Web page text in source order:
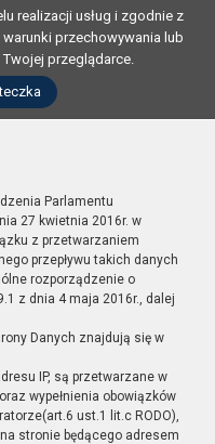
realizacji usług i zgodnie z
przechowywania lub
przeglądarce.
Parlamentu
27 kwietnia 2016r. w
z przetwarzaniem
przepływu takich danych
rozporządzenie o
z dnia 4 maja 2016r., dalej
Danych znajdują się w
IP, są przetwarzane w
wypełnienia obowiązków
ust.1 lit.c RODO),
stronie będącego adresem